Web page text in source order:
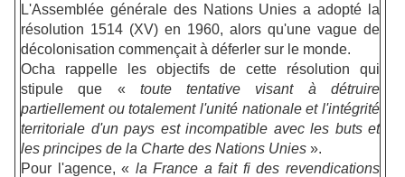
L'Assemblée générale des Nations Unies a adopté la
résolution 1514 (XV) en 1960, alors qu'une vague de
décolonisation commençait à déferler sur le monde.
Ocha rappelle les objectifs de cette résolution qui
stipule que « toute tentative visant à détruire
partiellement ou totalement l'unité nationale et l'intégrité
territoriale d'un pays est incompatible avec les buts et
les principes de la Charte des Nations Unies ».
Pour l'agence, « la France a fait fi des revendications